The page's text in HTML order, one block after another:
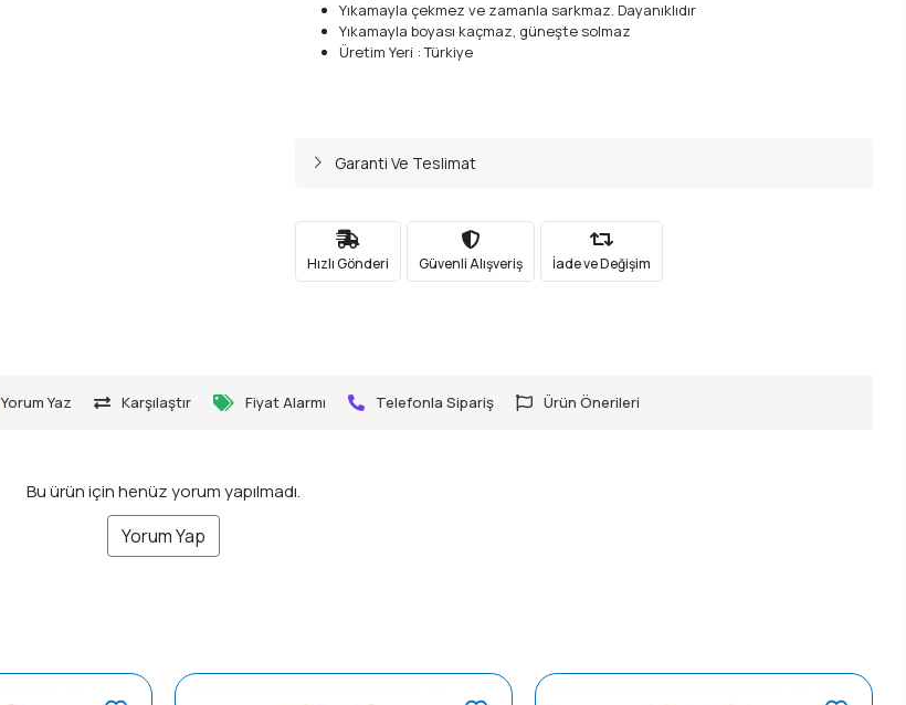
Yıkamayla çekmez ve zamanla sarkmaz. Dayanıklıdır
Yıkamayla boyası kaçmaz, güneşte solmaz
Üretim Yeri : Türkiye
Garanti Ve Teslimat
Hızlı Gönderi Güvenli Alışveriş İade ve Değişim
Yorum Yaz Karşılaştır Fiyat Alarmı Telefonla Sipariş Ürün Önerileri
Bu ürün için henüz yorum yapılmadı.
Yorum Yap